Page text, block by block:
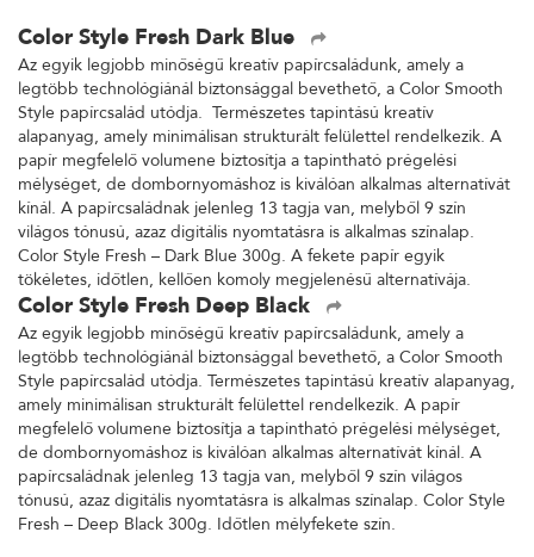
Color Style Fresh Dark Blue
Az egyik legjobb minőségű kreatív papírcsaládunk, amely a
legtöbb technológiánál biztonsággal bevethető, a Color Smooth
Style papírcsalád utódja. Természetes tapintású kreatív
alapanyag, amely minimálisan strukturált felülettel rendelkezik. A
papír megfelelő volumene biztosítja a tapintható prégelési
mélységet, de dombornyomáshoz is kiválóan alkalmas alternatívát
kínál. A papírcsaládnak jelenleg 13 tagja van, melyből 9 szín
világos tónusú, azaz digitális nyomtatásra is alkalmas színalap.
Color Style Fresh – Dark Blue 300g. A fekete papír egyik
tökéletes, időtlen, kellően komoly megjelenésű alternatívája.
Color Style Fresh Deep Black
Az egyik legjobb minőségű kreatív papírcsaládunk, amely a
legtöbb technológiánál biztonsággal bevethető, a Color Smooth
Style papírcsalád utódja. Természetes tapintású kreatív alapanyag,
amely minimálisan strukturált felülettel rendelkezik. A papír
megfelelő volumene biztosítja a tapintható prégelési mélységet,
de dombornyomáshoz is kiválóan alkalmas alternatívát kínál. A
papírcsaládnak jelenleg 13 tagja van, melyből 9 szín világos
tónusú, azaz digitális nyomtatásra is alkalmas színalap. Color Style
Fresh – Deep Black 300g. Időtlen mélyfekete szín.